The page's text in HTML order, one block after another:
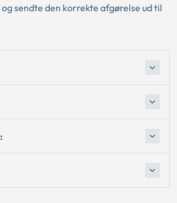
sendte den korrekte afgørelse ud til